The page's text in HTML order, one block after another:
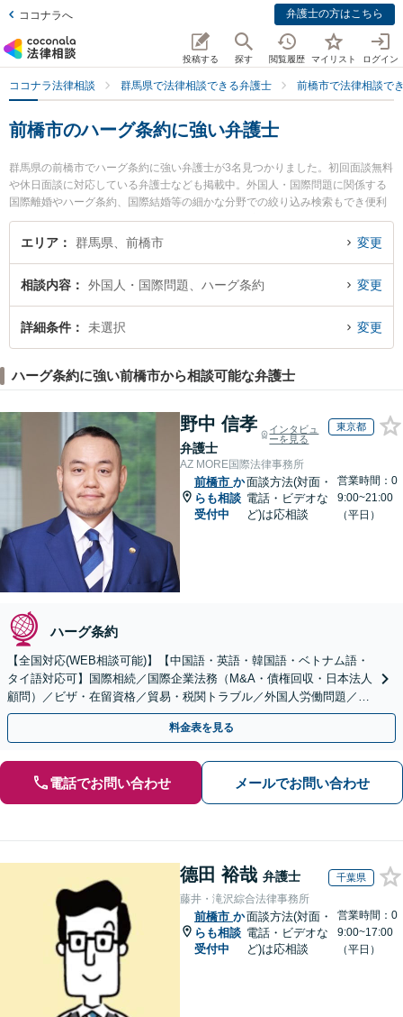
ココナラへ 弁護士の方はこちら
投稿する 探す 閲覧履歴 マイリスト ログイン
ココナラ法律相談 群馬県で法律相談できる弁護士 前橋市で法律相談で
前橋市のハーグ条約に強い弁護士
群馬県の前橋市でハーグ条約に強い弁護士が3名見つかりました。初回面談無料
や休日面談に対応している弁護士なども掲載中。外国人・国際問題に関係する
国際離婚やハーグ条約、国際結婚等の細かな分野での絞り込み検索もでき便利
です。特に弁護士法人釘島総合法律事務所の近野 宏幸弁護士や角田・片亀法律
事務所の片亀 球王弁護士、小渕法律事務所の小渕 喜代治弁護士のプロフィール
トラブル解決の実績豊富な近くの弁護士を検索したい』『初回相談無料でハー
グ条約を法律相談できる前橋市内の弁護士に相談予約したい』などでお困りの
相談者さんにおすすめです。
エリア 群馬県、前橋市 変更
相談内容 外国人・国際問題、ハーグ条約 変更
詳細条件 未選択 変更
ハーグ条約に強い前橋市から相談可能な弁護士
野中 信孝
弁護士
インタビュ
ーを見る
東京都
AZ MORE国際法律事務所
前橋市 か
らも相談
受付中
面談方法(対面・
電話・ビデオな
ど)は応相談
営業時間：0
9:00~21:00
（平日）
ハーグ条約
【全国対応(WEB相談可能)】【中国語・英語・韓国語・ベトナム語・
タイ語対応可】国際相続／国際企業法務（M&A・債権回収・日本法人
顧問）／ビザ・在留資格／貿易・税関トラブル／外国人労働問題／外
国人刑事事件など、幅広いご相談に対応可能
料金表を見る
電話でお問い合わせ メールでお問い合わせ
德田 裕哉 弁護士 千葉県
藤井・滝沢綜合法律事務所
前橋市 か
らも相談
受付中
面談方法(対面・
電話・ビデオな
ど)は応相談
営業時間：0
9:00~17:00
（平日）